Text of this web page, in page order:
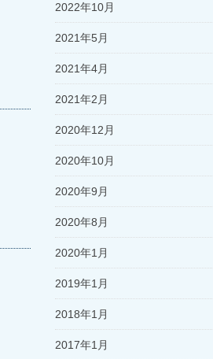
2022年10月
2021年5月
2021年4月
2021年2月
2020年12月
2020年10月
2020年9月
2020年8月
2020年1月
2019年1月
2018年1月
2017年1月